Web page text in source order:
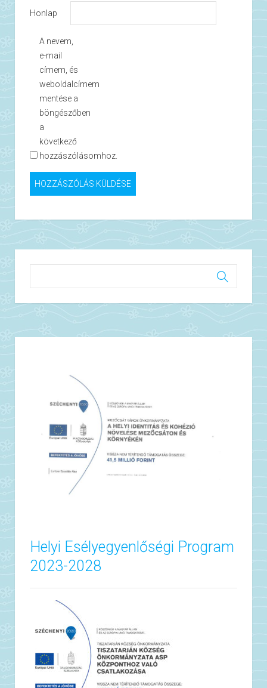
Honlap
A nevem,
e-mail
címem, és
weboldalcímem
mentése a
böngészőben
a
következő
hozzászólásomhoz.
Helyi Esélyegyenlőségi Program
2023-2028